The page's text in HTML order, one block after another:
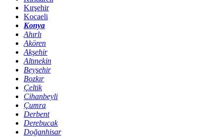
Kırşehir
Kocaeli
Konya
Ahırlı
Akören
Akşehir
Altınekin
Beyşehir
Bozkır
Çeltik
Cihanbeyli
Çumra
Derbent
Derebucak
Doğanhisar